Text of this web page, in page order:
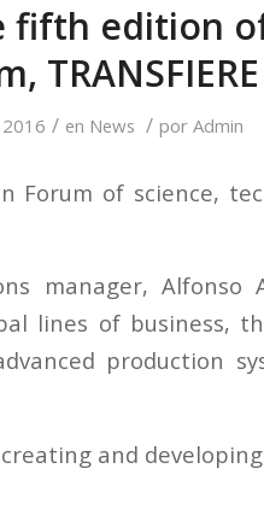
fifth edition
TRANSFIERE
/ en News / por Admin
of science,
manager, Alfonso
lines of business,
production
and